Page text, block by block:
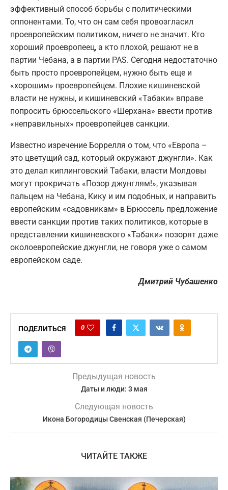
эффективный способ борьбы с политическими
оппонентами. То, что он сам себя провозгласил
проевропейским политиком, ничего не значит. Кто
хороший проевропеец, а кто плохой, решают не в
партии Чебана, а в партии PAS. Сегодня недостаточно
быть просто проевропейцем, нужно быть еще и
«хорошим» проевропейцем. Плохие кишиневской
власти не нужны, и кишиневский «Табаки» вправе
попросить брюссельского «Шерхана» ввести против
«неправильных» проевропейцев санкции.
Известно изречение Боррелля о том, что «Европа –
это цветущий сад, который окружают джунгли». Как
это делал киплинговский Табаки, власти Молдовы
могут прокричать «Позор джунглям!», указывая
пальцем на Чебана, Кику и им подобных, и направить
европейским «садовникам» в Брюссель предложение
ввести санкции против таких политиков, которые в
представлении кишиневского «Табаки» позорят даже
околоевропейские джунгли, не говоря уже о самом
европейском саде.
Дмитрий Чубашенко
ПОДЕЛИТЬСЯ 0
Предыдущая новость
Даты и люди: 3 мая
Следующая новость
Икона Богородицы Свенская (Печерская)
ЧИТАЙТЕ ТАКЖЕ